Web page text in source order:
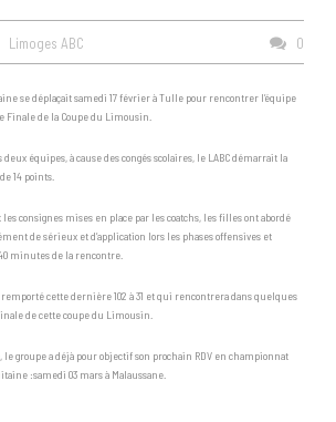
Limoges ABC 0
se déplaçait samedi 17 février à Tulle pour rencontrer l’équipe
Finale de la Coupe du Limousin.
deux équipes, à cause des congés scolaires, le LABC démarrait la
14 points.
consignes mises en place par les coatchs, les filles ont abordé
de sérieux et d’application lors les phases offensives et
minutes de la rencontre.
cette dernière 102 à 31 et qui rencontrera dans quelques
de cette coupe du Limousin.
le groupe a déjà pour objectif son prochain RDV en championnat
:samedi 03 mars à Malaussane.